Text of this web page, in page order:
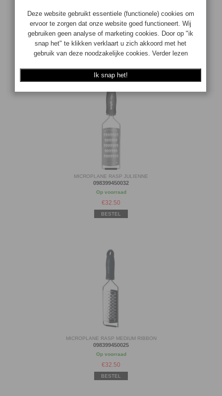
MICROPLANE RASP HOUDER
098399450575
Op voorraad
€7.50
BESTEL
MICROPLANE RASP JULIENNE
098399450032
Op voorraad
€32.50
BESTEL
MICROPLANE RASP MEDIUM RIBBON
098399450025
Op voorraad
€32.50
BESTEL